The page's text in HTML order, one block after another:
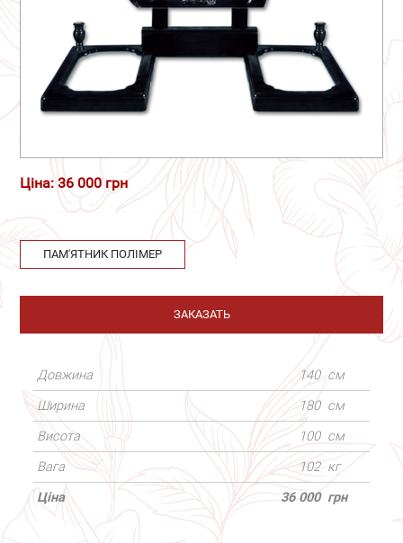
Ціна: 36 000 грн
ПАМ'ЯТНИК ПОЛІМЕР
ЗАКАЗАТЬ
Довжина 140 см
Ширина
180 см
Висота
100 см
Вага
102 кг
Ціна
36 000 грн